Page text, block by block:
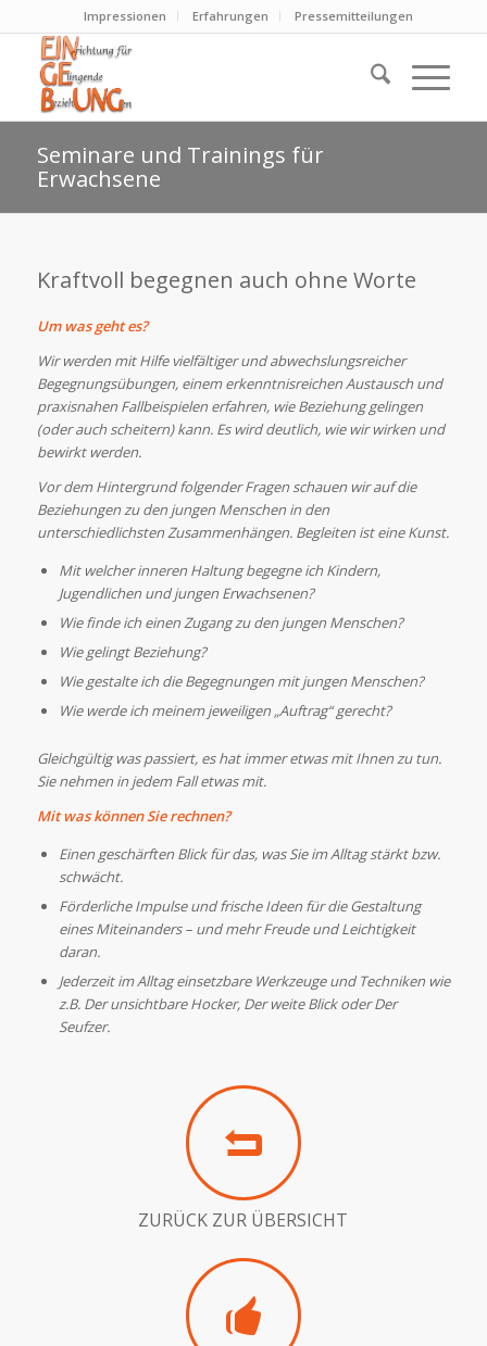
Impressionen Erfahrungen Pressemitteilungen
Seminare und Trainings für
Erwachsene
Kraftvoll begegnen auch ohne Worte
Um was geht es?
Wir werden mit Hilfe vielfältiger und abwechslungsreicher
Begegnungsübungen, einem erkenntnisreichen Austausch und
praxisnahen Fallbeispielen erfahren, wie Beziehung gelingen
(oder auch scheitern) kann. Es wird deutlich, wie wir wirken und
bewirkt werden.
Vor dem Hintergrund folgender Fragen schauen wir auf die
Beziehungen zu den jungen Menschen in den
unterschiedlichsten Zusammenhängen. Begleiten ist eine Kunst.
Mit welcher inneren Haltung begegne ich Kindern,
Jugendlichen und jungen Erwachsenen?
Wie finde ich einen Zugang zu den jungen Menschen?
Wie gelingt Beziehung?
Wie gestalte ich die Begegnungen mit jungen Menschen?
Wie werde ich meinem jeweiligen „Auftrag“ gerecht?
Gleichgültig was passiert, es hat immer etwas mit Ihnen zu tun.
Sie nehmen in jedem Fall etwas mit.
Mit was können Sie rechnen?
Einen geschärften Blick für das, was Sie im Alltag stärkt bzw.
schwächt.
Förderliche Impulse und frische Ideen für die Gestaltung
eines Miteinanders – und mehr Freude und Leichtigkeit
daran.
Jederzeit im Alltag einsetzbare Werkzeugeund Technikenwie
z.B. Der unsichtbare Hocker, Der weite Blick oder Der
Seufzer.
ZURÜCK ZUR ÜBERSICHT